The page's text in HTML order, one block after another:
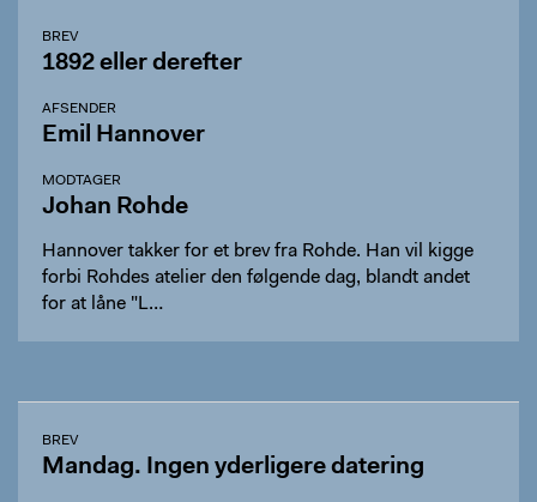
BREV
1892 eller derefter
AFSENDER
Emil Hannover
MODTAGER
Johan Rohde
Hannover takker for et brev fra Rohde. Han vil kigge
forbi Rohdes atelier den følgende dag, blandt andet
for at låne "L…
BREV
Mandag. Ingen yderligere datering